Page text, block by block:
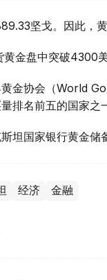
坚戈。因此，
金盘中突破4300
黄金协会（World
排名前五的国家之
坦国家银行黄金储
经济 金融